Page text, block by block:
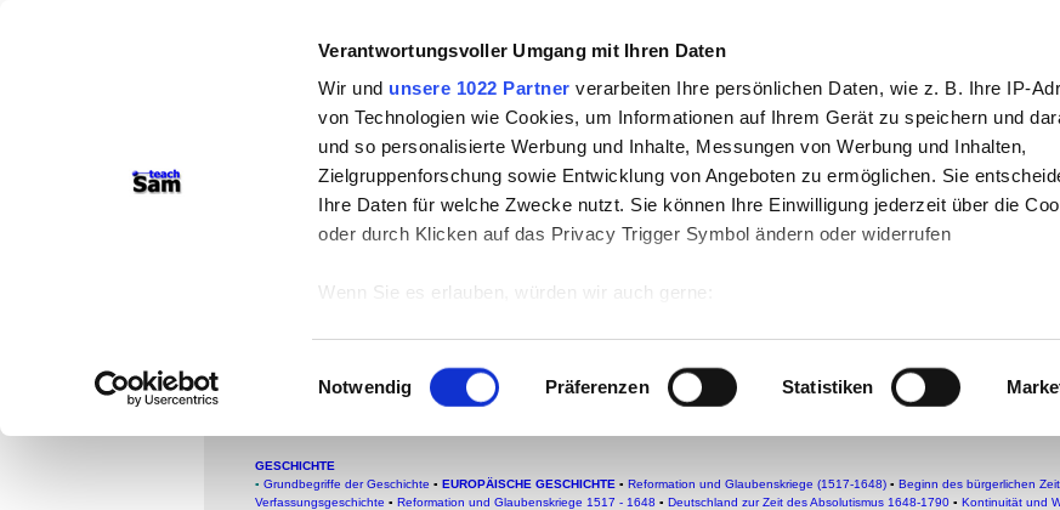
Verantwortungsvoller Umgang mit Ihren Daten
Wir und unsere 1022 Partner verarbeiten Ihre persönlichen Daten, wie z. B. Ihre IP-
von Technologien wie Cookies, um Informationen auf Ihrem Gerät zu speichern und
und so personalisierte Werbung und Inhalte, Messungen von Werbung und Inhalten,
Zielgruppenforschung sowie Entwicklung von Angeboten zu ermöglichen. Sie
Ihre Daten für welche Zwecke nutzt. Sie können Ihre Einwilligung jederzeit über die
oder durch Klicken auf das Privacy Trigger Symbol ändern oder widerrufen
Wenn Sie es erlauben, würden wir auch gerne:
Ihr Gerät durch aktives Scannen nach bestimmten Merkmalen (Fingerprinting)
Erfahren Sie mehr darüber, wie Ihre persönlichen Daten verarbeitet werden, und legen
Präferenzen imAbschnitt Einzelheitenfest.
Wir verwenden Cookies, um Inhalte und Anzeigen zu personalisieren, Funktionen für
Einwilligungsauswahl
Notwendig Präferenzen Statistiken
teachSam- Arbeitsbereiche:
Arbeitstechniken-Deutsch-Geschichte-Politik -Pädagogik-
-Methodik und Didaktik-Projekte-So navigiert man auf
So sucht man auf teachSam-teachSam braucht Werbung
Quellenauswahl
Wähler entscheidet Euch! Stinnes-Diktatur oder
Proletariats? - Plakat 1920
Kommunistische Partei Deutschlands (KPD)
GESCHICHTE
▪ Grundbegriffe der Geschichte ▪ EUROPÄISCHE GESCHICHTE ▪ Reformation und Glaubenskriege (1517-1648) ▪ Beginn des bürgerlichen
Verfassungsgeschichte ▪ Reformation und Glaubenskriege 1517 - 1648 ▪ Deutschland zur Zeit des Absolutismus 1648-1790 ▪ Kontinuität und